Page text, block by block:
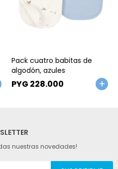
Pack cuatro babitas de
algodón, azules
PYG 228.000
nuestras novedades!